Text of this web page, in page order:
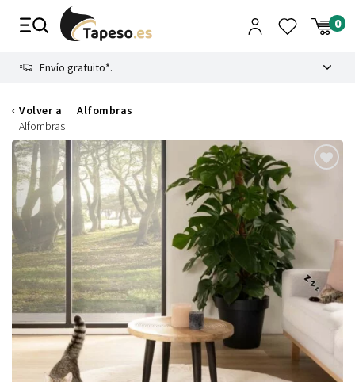
Envío gratuito*.
Volver a
Alfombras
Alfombras